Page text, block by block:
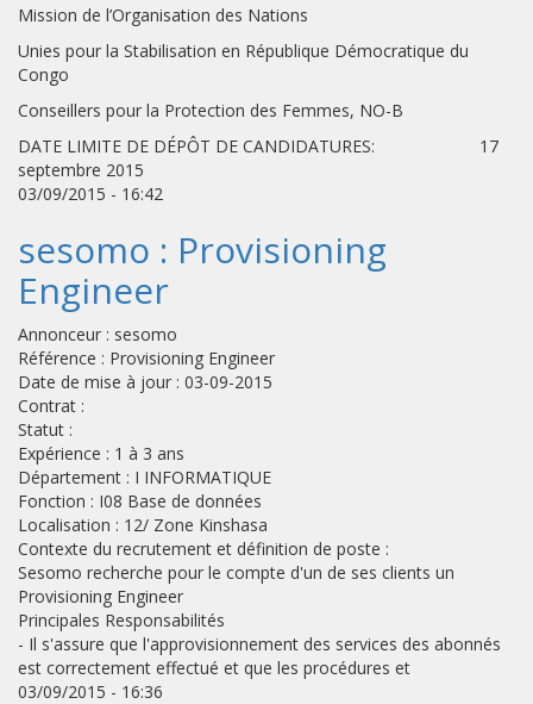
Mission de l’Organisation des Nations
Unies pour la Stabilisation en République Démocratique du
Congo
Conseillers pour la Protection des Femmes, NO-B
DATE LIMITE DE DÉPÔT DE CANDIDATURES: 17
septembre 2015
03/09/2015 - 16:42
sesomo : Provisioning
Engineer
Annonceur : sesomo
Référence : Provisioning Engineer
Date de mise à jour : 03-09-2015
Contrat :
Statut :
Expérience : 1 à 3 ans
Département : I INFORMATIQUE
Fonction : I08 Base de données
Localisation : 12/ Zone Kinshasa
Contexte du recrutement et définition de poste :
Sesomo recherche pour le compte d'un de ses clients un
Provisioning Engineer
Principales Responsabilités
- Il s'assure que l'approvisionnement des services des abonnés
est correctement effectué et que les procédures et
03/09/2015 - 16:36